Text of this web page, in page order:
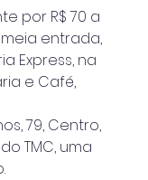
por R$ 70 a
entrada,
Express, na
e Café,
79, Centro,
TMC, uma